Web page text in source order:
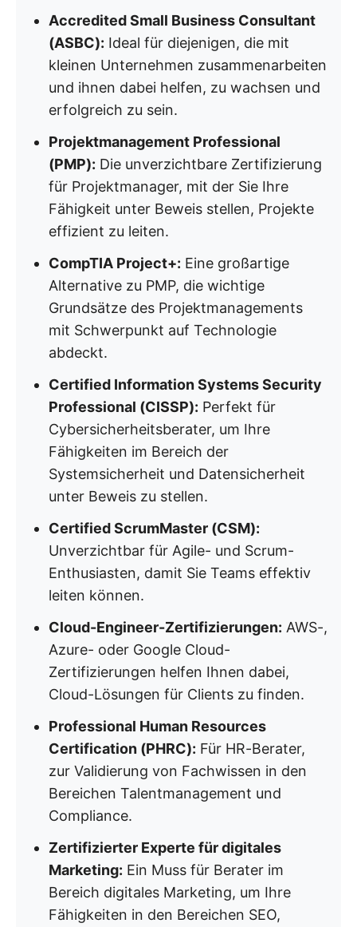
Accredited Small Business Consultant
(ASBC): Ideal für diejenigen, die mit
kleinen Unternehmen zusammenarbeiten
und ihnen dabei helfen, zu wachsen und
erfolgreich zu sein.
Projektmanagement Professional
(PMP): Die unverzichtbare Zertifizierung
für Projektmanager, mit der Sie Ihre
Fähigkeit unter Beweis stellen, Projekte
effizient zu leiten.
CompTIA Project+: Eine großartige
Alternative zu PMP, die wichtige
Grundsätze des Projektmanagements
mit Schwerpunkt auf Technologie
abdeckt.
Certified Information Systems Security
Professional (CISSP): Perfekt für
Cybersicherheitsberater, um Ihre
Fähigkeiten im Bereich der
Systemsicherheit und Datensicherheit
unter Beweis zu stellen.
Certified ScrumMaster (CSM):
Unverzichtbar für Agile- und Scrum-
Enthusiasten, damit Sie Teams effektiv
leiten können.
Cloud-Engineer-Zertifizierungen: AWS-,
Azure- oder Google Cloud-
Zertifizierungen helfen Ihnen dabei,
Cloud-Lösungen für Clients zu finden.
Professional Human Resources
Certification (PHRC): Für HR-Berater,
zur Validierung von Fachwissen in den
Bereichen Talentmanagement und
Compliance.
Zertifizierter Experte für digitales
Marketing: Ein Muss für Berater im
Bereich digitales Marketing, um Ihre
Fähigkeiten in den Bereichen SEO,